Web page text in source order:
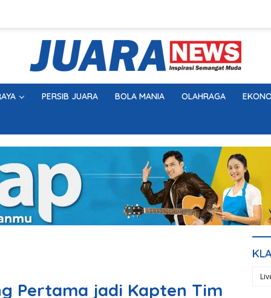
PERSIB JUARA BOLA MANIA OLAHRAGA
Pertama jadi Kapten Tim